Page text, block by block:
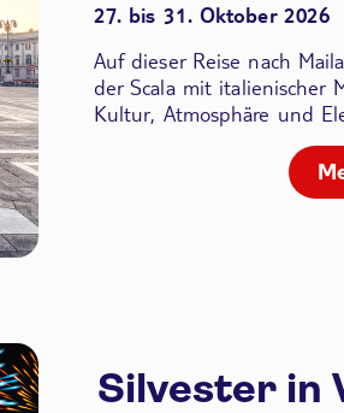
27. bis 31. Oktober 2026
Auf dieser Reise nach
der Scalamit italienischer
Kultur, Atmosphäre und
Silvester in